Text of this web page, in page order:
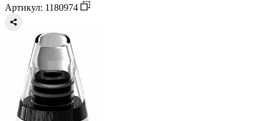
Артикул: 1180974